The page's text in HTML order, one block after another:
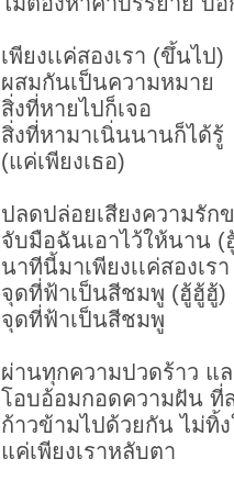
เพียงเเค่สองเรา (ขึ้นไป)
ผสมกันเป็นความหมาย
สิ่งที่หายไปก็เจอ
สิ่งที่หามาเนิ่นนานก็ได้รู้
(แค่เพียงเธอ)
ปลดปล่อยเสียงความรัก
จับมือฉันเอาไว้ให้นาน (
นาทีนี้มาเพียงเเค่สองเร
จุดที่ฟ้าเป็นสีชมพู (ฮู้ฮู้ฮู้)
จุดที่ฟ้าเป็นสีชมพู
ผ่านทุกความปวดร้าว แ
โอบอ้อมกอดความฝัน ที่
ก้าวข้ามไปด้วยกัน ไม่ทิ้
แค่เพียงเราหลับตา